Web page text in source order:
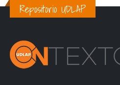
Repositorio UDLAP